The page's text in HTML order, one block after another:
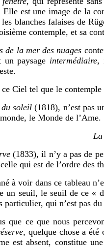
est une image de la
blanches falaises de
contemple, et sa
de la mer des nuages
paysage intermédiaire,
Ciel tel que le contemple
soleil (1818), n’est pas
monde, le Monde de l’Ame.
La
(1833), il n’y a pas de
qui est de l’ordre des
dans ce tableau
seuil, le seuil de ce «
particulier, qui n’est pas
que ce que nous
, quelque chose a été
est absent, constitue